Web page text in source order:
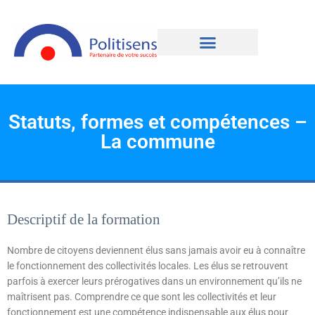
Statuts, formes et compétences –
La commune
Descriptif de la formation
Nombre de citoyens deviennent élus sans jamais avoir eu à connaître
le fonctionnement des collectivités locales. Les élus se retrouvent
parfois à exercer leurs prérogatives dans un environnement qu’ils ne
maîtrisent pas. Comprendre ce que sont les collectivités et leur
fonctionnement est une compétence indispensable aux élus pour